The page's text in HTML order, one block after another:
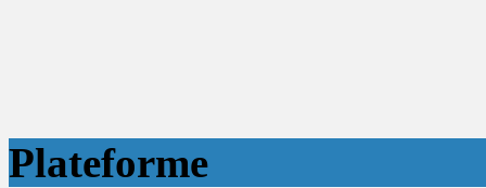
Plateforme